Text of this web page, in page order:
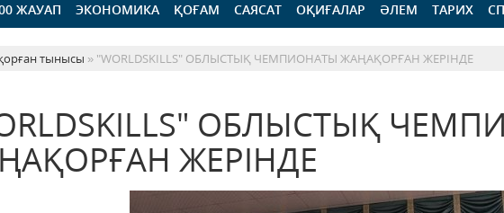
ЖАУАП ЭКОНОМИКА ҚОҒАМ САЯСАТ ОҚИҒАЛАР ӘЛЕМ ТАРИХ
тынысы » "WORLDSKILLS" ОБЛЫСТЫҚ ЧЕМПИОНАТЫ ЖАҢАҚОРҒАН ЖЕРІНДЕ
ОБЛЫСТЫҚ
ЖЕРІНДЕ